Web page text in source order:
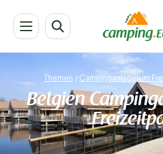
Themen / Campinganlagen im
Belgien